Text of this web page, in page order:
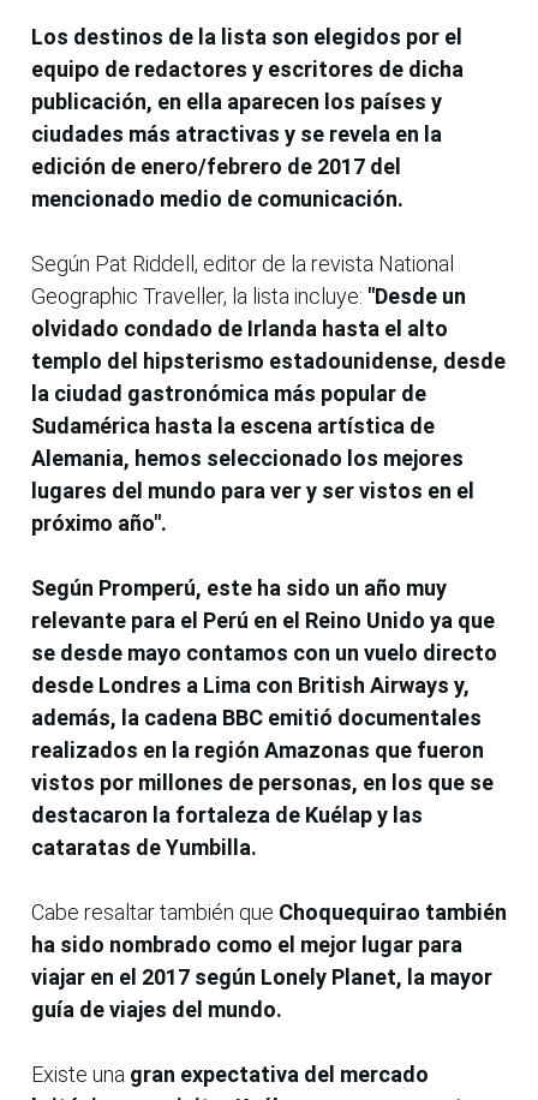
Los destinos de la lista son elegidos por el
equipo de redactores y escritores de dicha
publicación, en ella aparecen los países y
ciudades más atractivas y se revela en la
edición de enero/febrero de 2017 del
mencionado medio de comunicación.
Según Pat Riddell, editor de la revista National
Geographic Traveller, la lista incluye: "Desde un
olvidado condado de Irlanda hasta el alto
templo del hipsterismo estadounidense, desde
la ciudad gastronómica más popular de
Sudamérica hasta la escena artística de
Alemania, hemos seleccionado los mejores
lugares del mundo para ver y ser vistos en el
próximo año".
Según Promperú, este ha sido un año muy
relevante para el Perú en el Reino Unido ya que
se desde mayo contamos con un vuelo directo
desde Londres a Lima con British Airways y,
además, la cadena BBC emitió documentales
realizados en la región Amazonas que fueron
vistos por millones de personas, en los que se
destacaron la fortaleza de Kuélap y las
cataratas de Yumbilla.
Cabe resaltar también que Choquequirao también
ha sido nombrado como el mejor lugar para
viajar en el 2017 según Lonely Planet, la mayor
guía de viajes del mundo.
Existe una gran expectativa del mercado